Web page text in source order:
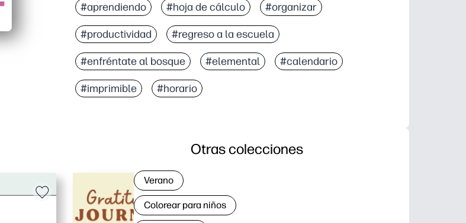
#aprendiendo #hoja de cálculo #organizar
#productividad #regreso a la escuela
#enfréntate al bosque #elemental #calendario
#imprimible #horario
Otras colecciones
Verano
Colorear para niños